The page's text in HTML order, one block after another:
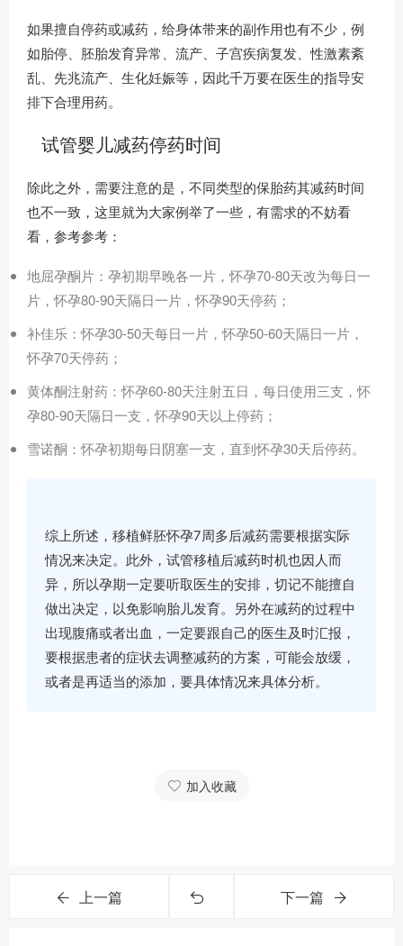
如果擅自停药或减药，给身体带来的副作用也有不少，例
如胎停、胚胎发育异常、流产、子宫疾病复发、性激素紊
乱、先兆流产、生化妊娠等，因此千万要在医生的指导安
排下合理用药。
试管婴儿减药停药时间
除此之外，需要注意的是，不同类型的保胎药其减药时间
也不一致，这里就为大家例举了一些，有需求的不妨看
看，参考参考：
地屈孕酮片：孕初期早晚各一片，怀孕70-80天改为每日一
片，怀孕80-90天隔日一片，怀孕90天停药；
补佳乐：怀孕30-50天每日一片，怀孕50-60天隔日一片，
怀孕70天停药；
黄体酮注射药：怀孕60-80天注射五日，每日使用三支，怀
孕80-90天隔日一支，怀孕90天以上停药；
雪诺酮：怀孕初期每日阴塞一支，直到怀孕30天后停药。
综上所述，移植鲜胚怀孕7周多后减药需要根据实际
情况来决定。此外，试管移植后减药时机也因人而
异，所以孕期一定要听取医生的安排，切记不能擅自
做出决定，以免影响胎儿发育。另外在减药的过程中
出现腹痛或者出血，一定要跟自己的医生及时汇报，
要根据患者的症状去调整减药的方案，可能会放缓，
或者是再适当的添加，要具体情况来具体分析。
加入收藏
上一篇 下一篇